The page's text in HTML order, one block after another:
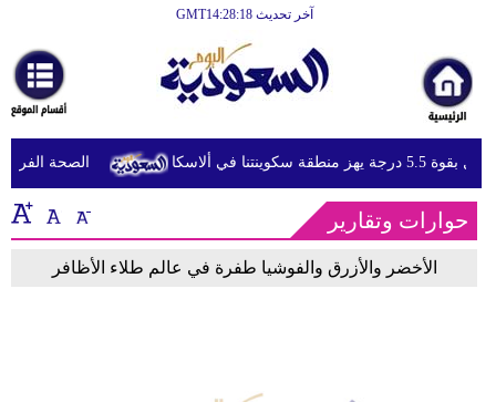
آخر تحديث GMT14:28:18
أخبارعاجلة
رياضة
ثقافة
إقتصاد
الصحة درجة يهز منطقة سكوينتنا في ألاسكا
حوارات وتقارير
الأخضر والأزرق والفوشيا طفرة في عالم طلاء الأظافر